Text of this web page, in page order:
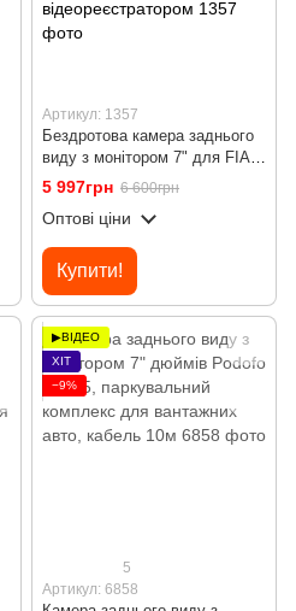
Артикул: 1357
Бездротова камера заднього
виду з монітором 7" для FIAT
Ducato, Peugeot Boxer, Citroen
Jumper 2006-2017 Podofo
A4500, паркувальний
комплекс з
відеореєстратором
5 997грн 6 600грн
Оптові ціни
Купити!
▶ВІДЕО
ХІТ
−9%
5
Артикул: 6858